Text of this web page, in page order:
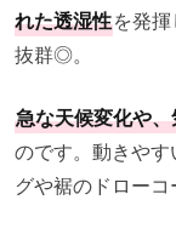
れた透湿性を発
抜群◎。
急な天候変化や
のです。動きや
グや裾のドローコ